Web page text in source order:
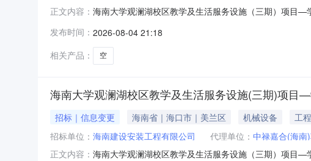
正文内容： 海南大学观澜湖校区教学及生活服务设施（三期）项目
学及生活服务设施（三期）项目—学生宿舍+留学生公寓
团-暂估价项目
发布时间： 2026-08-04 21:18
相关产品：
空
海南大学观澜湖校区教学及生活服务设施(三期)项目
招标｜信息变更 海南省｜海口市｜美兰区 机械设备
工程
招标单位： 海南建设安装工程有限公司 代理单位： 中禄嘉合(海南
正文内容： 海南大学观澜湖校区教学及生活服务设施（三期）项目